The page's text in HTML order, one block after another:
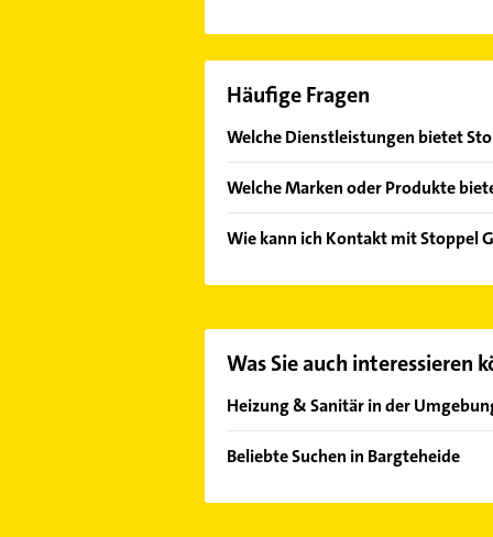
Häufige Fragen
Welche Dienstleistungen bietet
Welche Marken oder Produkte
Wie kann ich Kontakt mit Stoppel
Was Sie auch interessieren
Heizung & Sanitär in der
Ahrensburg
Lütjensee
Beliebte Suchen in Bargteheide